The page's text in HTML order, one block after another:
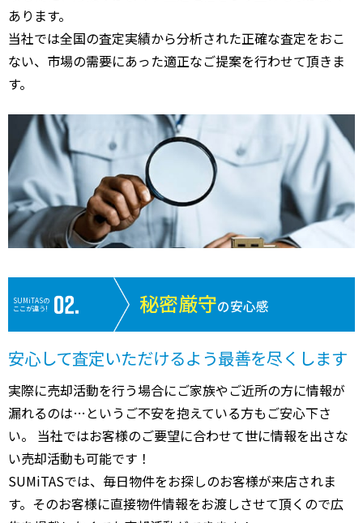
あります。
当社では全国の査定実績から分析された正確な査定をおこ
ない、市場の需要にあった適正なご提案を行わせて頂きま
す。
SUMiTASの
ここが違う!
秘密厳守の安心感
安心して査定いただけるよう最善を尽くします
実際に売却活動を行う場合にご家族やご近所の方に情報が
漏れるのは…というご不安を抱えている方もご安心下さ
い。 当社ではお客様のご要望に合わせて世に情報を出さな
い売却活動も可能です！
SUMiTASでは、毎日物件をお探しのお客様が来店されま
す。そのお客様に直接物件情報をお渡しさせて頂くので広